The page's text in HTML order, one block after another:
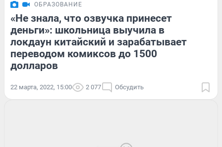
ОБРАЗОВАНИЕ
«Не знала, что озвучка принесет
деньги»: школьница выучила в
локдаун китайский и зарабатывает
переводом комиксов до 1500
долларов
22 марта, 2022, 15:00 2 077 Обсудить